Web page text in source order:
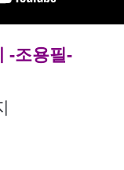
이젠 그랬으면 좋겠네 -조용필-